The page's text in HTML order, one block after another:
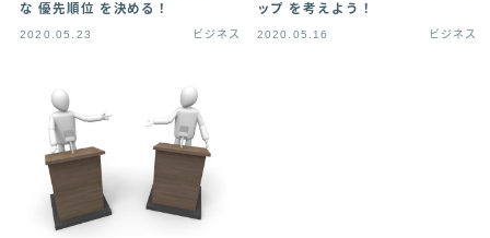
な 優先順位 を決める！
2020.05.23 ビジネス
ップ を考えよう！
2020.05.16 ビジネス